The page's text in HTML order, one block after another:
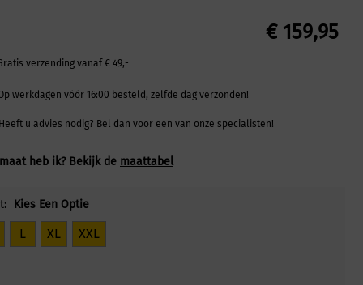
€159,95
verzending vanaf € 49,-
werkdagen vóór 16:00 besteld, zelfde dag verzonden!
u advies nodig? Bel dan voor een van onze specialisten!
heb ik? Bekijk de maattabel
Kies Een Optie
L XL XXL